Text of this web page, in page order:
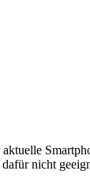
nicht